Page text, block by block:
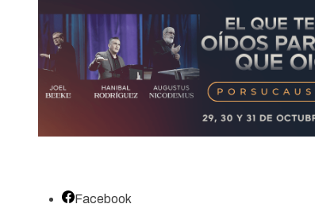
Facebook